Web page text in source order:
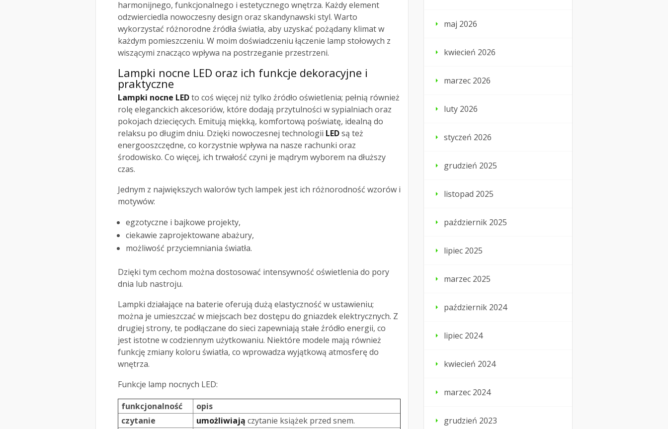
harmonijnego, funkcjonalnego i estetycznego wnętrza. Każdy element
odzwierciedla nowoczesny design oraz skandynawski styl. Warto
wykorzystać różnorodne źródła światła, aby uzyskać pożądany klimat w
każdym pomieszczeniu. W moim doświadczeniu łączenie lamp stołowych z
wiszącymi znacząco wpływa na postrzeganie przestrzeni.
Lampki nocne LED oraz ich funkcje dekoracyjne i
praktyczne
Lampki nocne LEDto coś więcej niż tylko źródło oświetlenia; pełnią również
rolę eleganckich akcesoriów, które dodają przytulności w sypialniach oraz
pokojach dziecięcych. Emitują miękką, komfortową poświatę, idealną do
relaksu po długim dniu. Dzięki nowoczesnej technologii LEDsą też
energooszczędne, co korzystnie wpływa na nasze rachunki oraz
środowisko. Co więcej, ich trwałość czyni je mądrym wyborem na dłuższy
czas.
Jednym z największych walorów tych lampek jest ich różnorodność wzorów i
motywów:
egzotyczne i bajkowe projekty,
ciekawie zaprojektowane abażury,
możliwość przyciemniania światła.
Dzięki tym cechom można dostosować intensywność oświetlenia do pory
dnia lub nastroju.
Lampki działające na baterie oferują dużą elastyczność w ustawieniu;
można je umieszczać w miejscach bez dostępu do gniazdek elektrycznych. Z
drugiej strony, te podłączane do sieci zapewniają stałe źródło energii, co
jest istotne w codziennym użytkowaniu. Niektóre modele mają również
funkcję zmiany koloru światła, co wprowadza wyjątkową atmosferę do
wnętrza.
Funkcje lamp nocnych LED:
funkcjonalność
opis
czytanie
umożliwiają czytanie książek przed snem.
maj 2026
kwiecień 2026
marzec 2026
luty 2026
styczeń 2026
grudzień 2025
listopad 2025
październik 2025
lipiec 2025
marzec 2025
październik 2024
lipiec 2024
kwiecień 2024
marzec 2024
grudzień 2023